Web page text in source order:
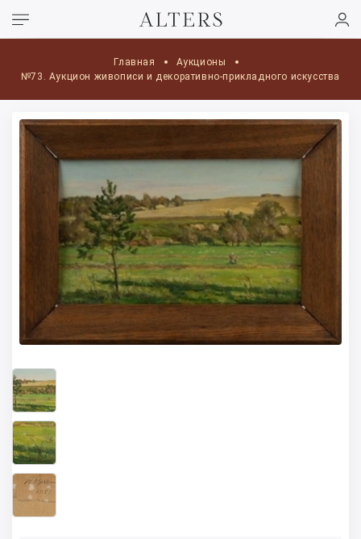
Главная
Аукционы
№73. Аукцион живописи и декоративно-прикладного искусства